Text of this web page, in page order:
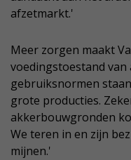
afzetmarkt.'
Meer zorgen maakt
voedingstoestand
gebruiksnormen
grote producties.
akkerbouwgronden
We teren in en zijn
mijnen.'